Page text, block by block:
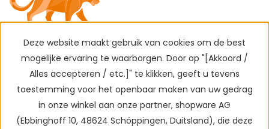
Deze website maakt gebruik van cookies om de best
mogelijke ervaring te waarborgen. Door op "[Akkoord /
Alles accepteren / etc.]" te klikken, geeft u tevens
toestemming voor het openbaar maken van uw gedrag
in onze winkel aan onze partner, shopware AG
(Ebbinghoff 10, 48624 Schöppingen, Duitsland), die deze